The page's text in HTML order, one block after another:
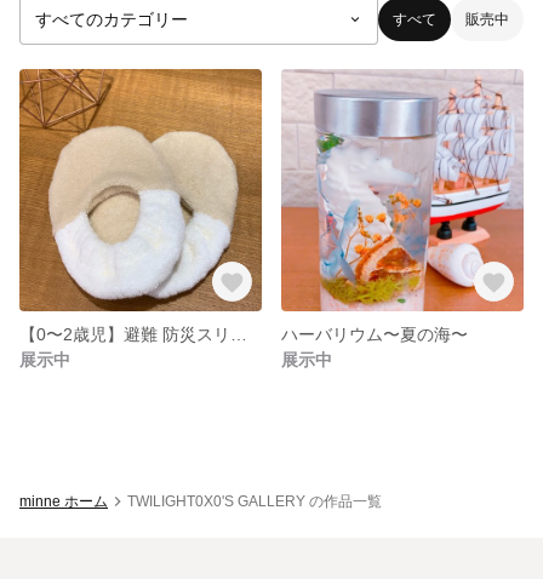
すべて 販売中
展示中
ハーバリウム〜夏の海〜
展示中
minne ホーム TWILIGHT0X0'S GALLERY の作品一覧